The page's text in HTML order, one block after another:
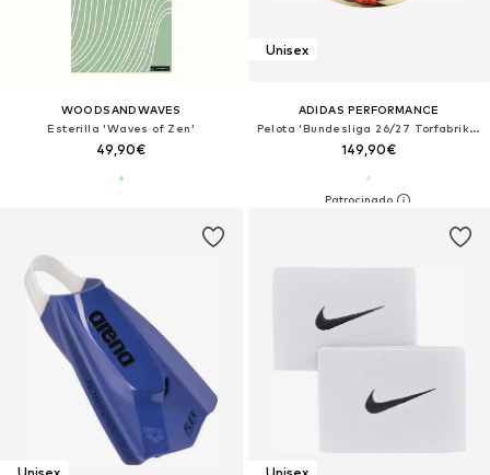
WOODSANDWAVES
Esterilla 'Waves of Zen'
49,90€
Unisex
ADIDAS PERFORMANCE
Pelota 'Bundesliga 26/27 Torfabrik Pro'
149,90€